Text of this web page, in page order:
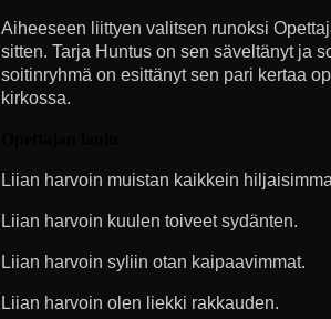
Aiheeseen liittyen valitsen runoksi
sitten. Tarja Huntus on sen säveltänyt ja
soitinryhmä on esittänyt sen pari kertaa
kirkossa.
Liian harvoin muistan kaikkein
Liian harvoin kuulen toiveet sydänten.
Liian harvoin syliin otan kaipaavimmat.
Liian harvoin olen liekki rakkauden.